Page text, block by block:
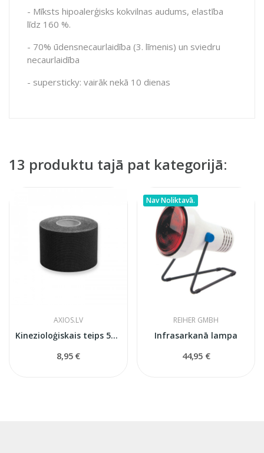
- Mīksts hipoalerģisks kokvilnas audums, elastība
līdz 160 %.
- 70% ūdensnecaurlaidība (3. līmenis) un sviedru
necaurlaidība
- supersticky: vairāk nekā 10 dienas
13 produktu tajā pat kategorijā:
AXIOS.LV
Kinezioloģiskais teips 5см x 5м
8,95 €
Nav Noliktavā.
REIHER GMBH
Infrasarkanā lampa
44,95 €